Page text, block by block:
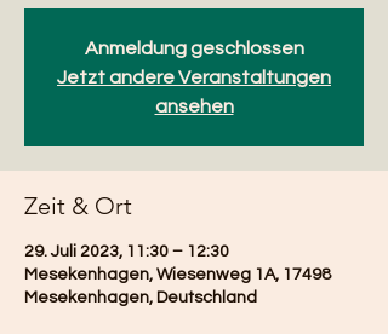
Anmeldung geschlossen
Jetzt andere Veranstaltungen
ansehen
Zeit & Ort
29. Juli 2023, 11:30 – 12:30
Mesekenhagen, Wiesenweg 1A, 17498
Mesekenhagen, Deutschland